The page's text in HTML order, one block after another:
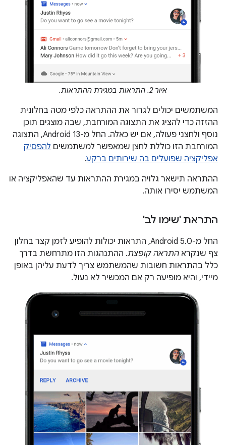
איור 2. התראות במגירת ההתראות.
המשתמשים יכולים לגרור את ההתראה כלפי מטה בחלונית
ההזזה כדי להציג את התצוגה המורחבת, שבה מוצגים תוכן
נוסף ולחצני פעולה, אם יש כאלה. החל מ-Android 13, התצוגה
המורחבת הזו כוללת לחצן שמאפשר למשתמשים להפסיק
אפליקציה שפועלים בה שירותים ברקע.
ההתראה תישאר גלויה במגירת ההתראות עד שהאפליקציה או
המשתמש יסירו אותה.
התראת 'שימו לב'
החל מ-Android 5.0, התראות יכולות להופיע לזמן קצר בחלון
צף שנקרא התראה קופצת. ההתנהגות הזו מתרחשת בדרך
כלל בהתראות חשובות שהמשתמש צריך לדעת עליהן באופן
מיידי, והיא מופיעה רק אם המכשיר לא נעול.